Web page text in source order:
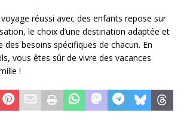
réussi avec des enfants repose sur
le choix d’une destination adaptée et
des besoins spécifiques de chacun. En
vous êtes sûr de vivre des vacances
!